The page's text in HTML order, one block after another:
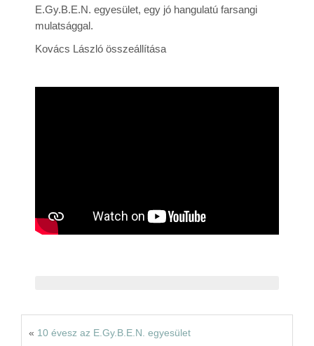
Videók
E.Gy.B.E.N. egyesület, egy jó hangulatú farsangi
mulatsággal.
Kovács László összeállítása
« 10 évesz az E.Gy.B.E.N. egyesület